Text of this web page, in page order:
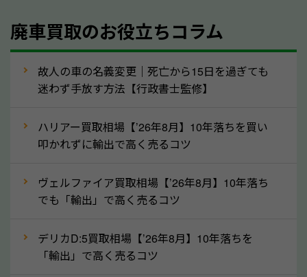
人気の車種は廃車の状態でも、高価買取が可能です。
産車は高く買取が可能です。「廃車＝買取できない」
ラ」なら廃車の車も適正価格で買取できます。他社で
買取拒否となった車も価格がつく可能性があるので、
古い車でも高価買取が可能なケースは珍しくないた
め、まずはWebで簡単にできる無料査定をお試しく
に「買取実績」で確認できます。
⑤車内の簡単な清掃で買取価格アップも！
廃車買取のお役立ちコラム
故人の車の名義変更｜死亡から15日を過ぎても
迷わず手放す方法【行政書士監修】
ハリアー買取相場【’26年8月】10年落ちを買い
叩かれずに輸出で高く売るコツ
ヴェルファイア買取相場【’26年8月】10年落ち
でも「輸出」で高く売るコツ
デリカD:5買取相場【’26年8月】10年落ちを
「輸出」で高く売るコツ